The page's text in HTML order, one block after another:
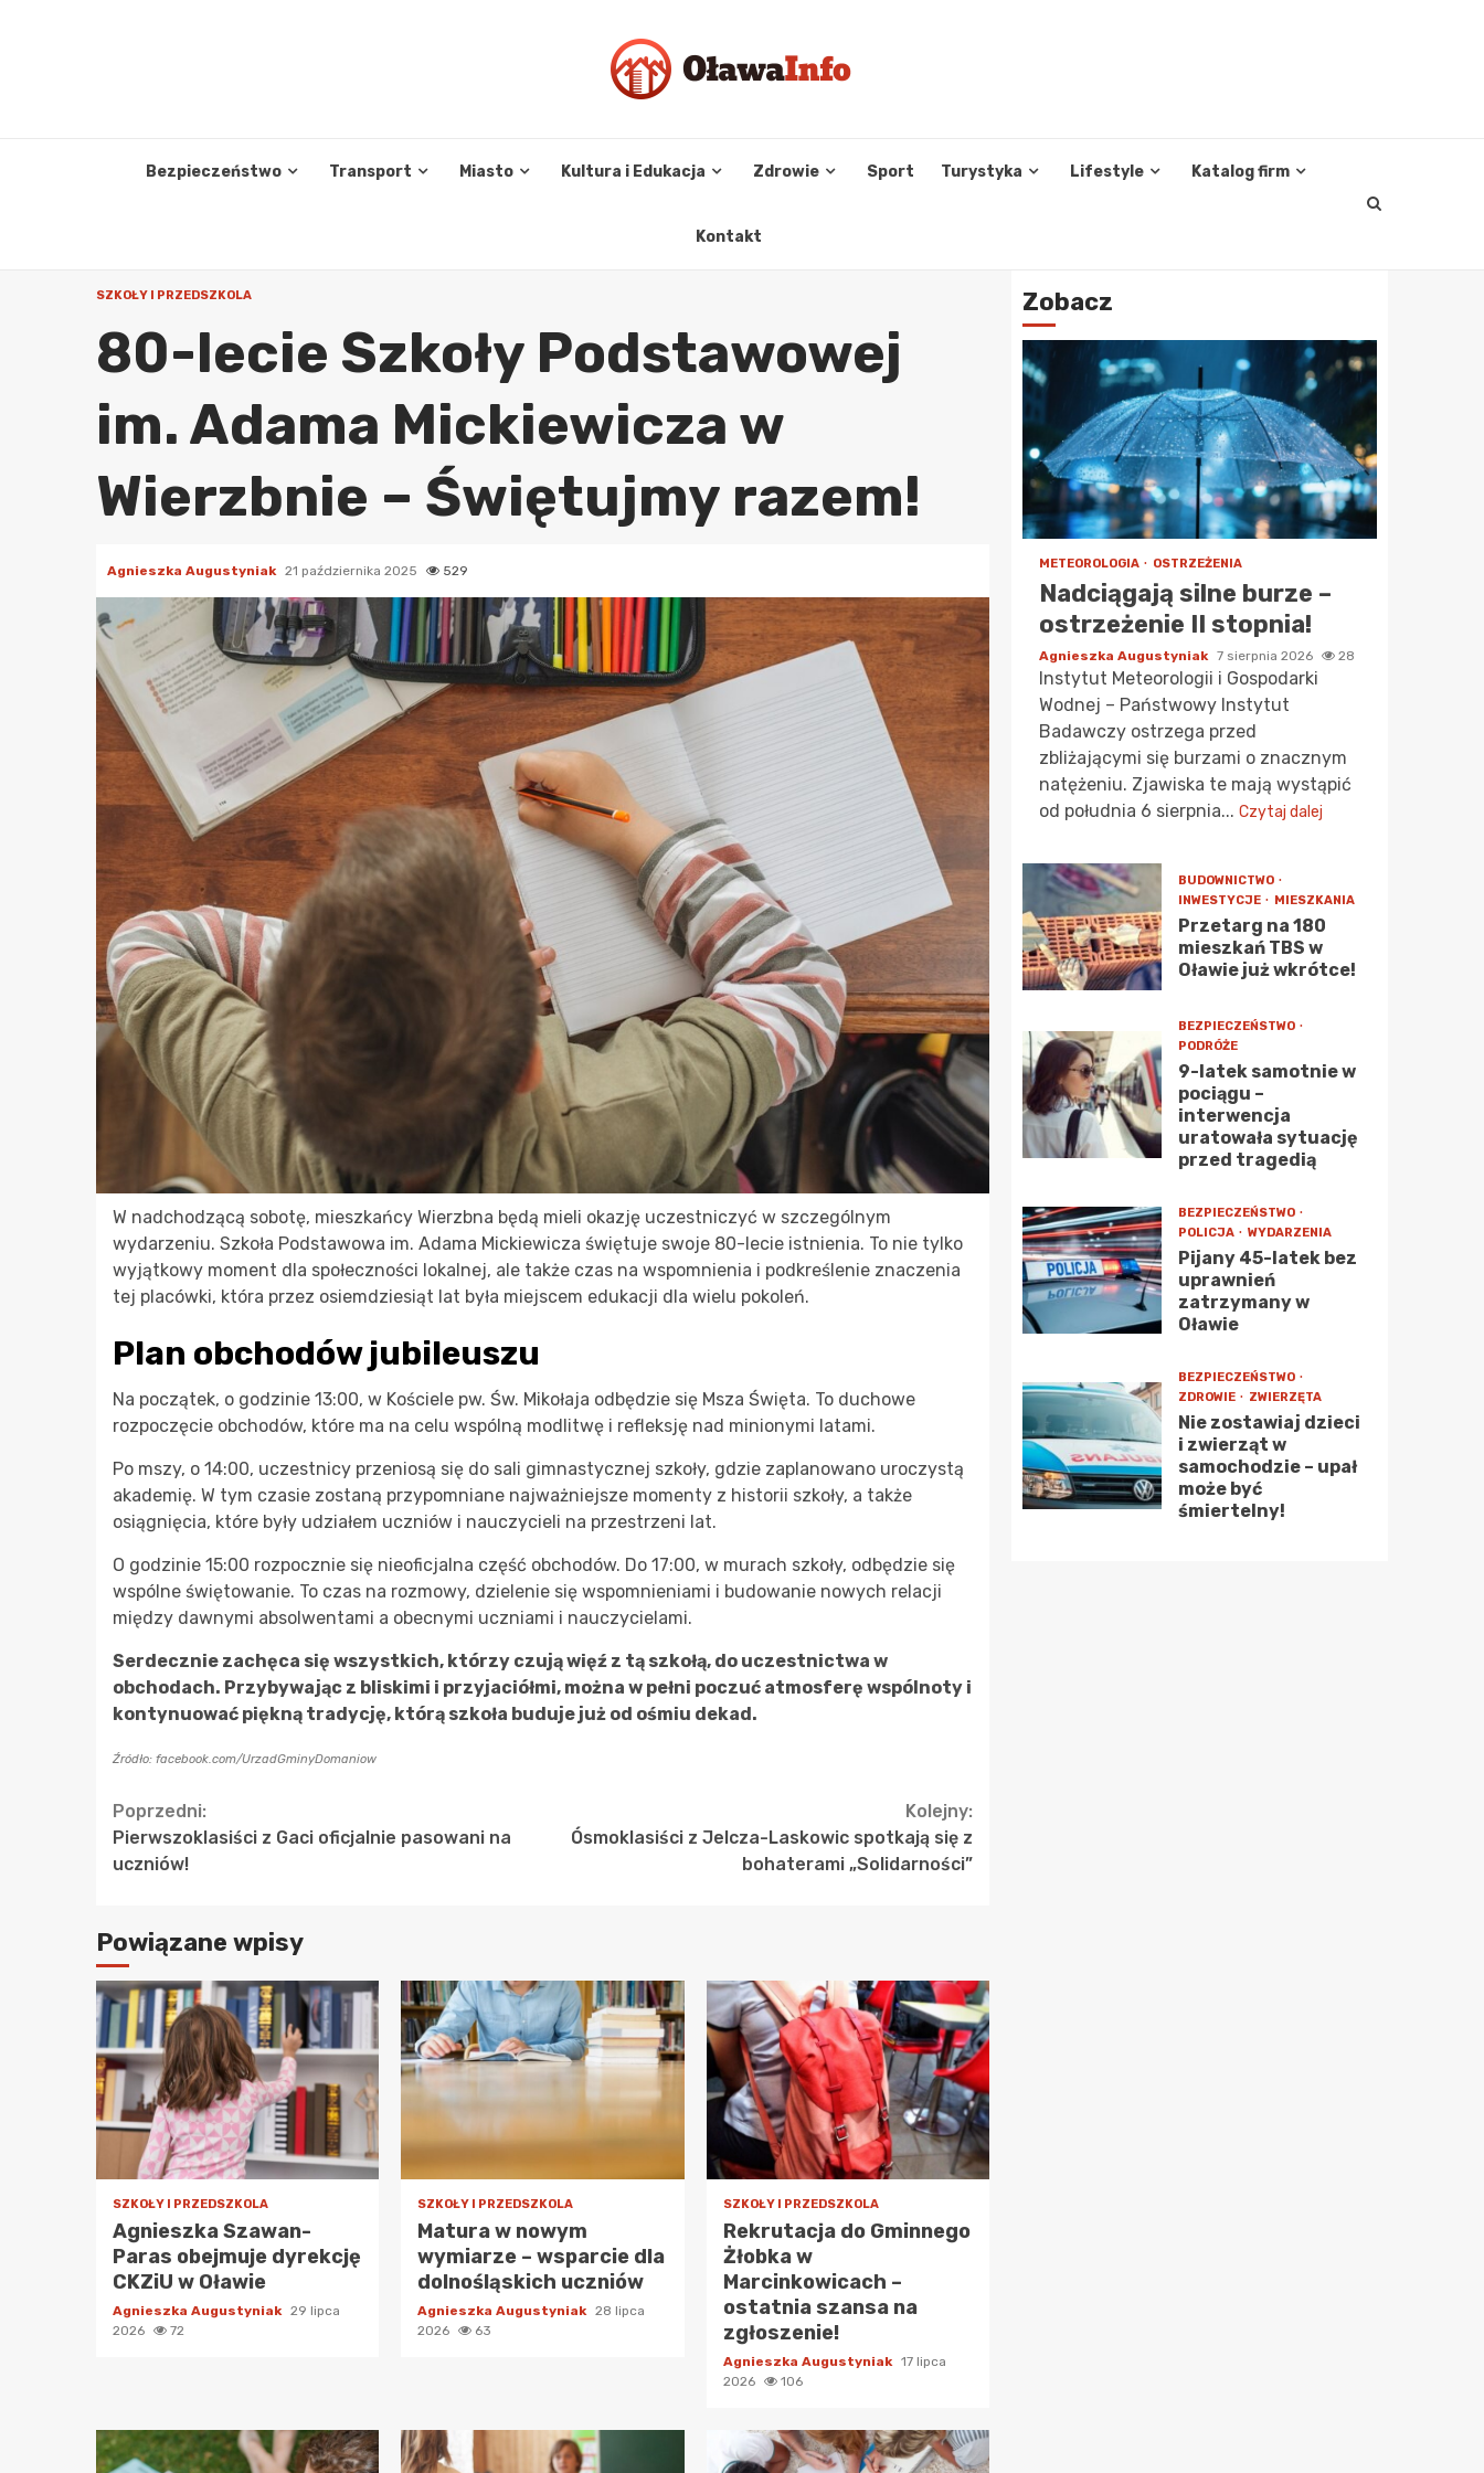
Bezpieczeństwo Transport Miasto Kultura i Edukacja Zdrowie Sport Turystyka Lifestyle Katalog firm
Kontakt
SZKOŁY I PRZEDSZKOLA
80-lecie Szkoły Podstawowej
im. Adama Mickiewicza w
Wierzbnie – Świętujmy razem!
Agnieszka Augustyniak 21 października 2025 529
W nadchodzącą sobotę, mieszkańcy Wierzbna będą mieli okazję uczestniczyć w szczególnym
wydarzeniu. Szkoła Podstawowa im. Adama Mickiewicza świętuje swoje 80-lecie istnienia. To nie tylko
wyjątkowy moment dla społeczności lokalnej, ale także czas na wspomnienia i podkreślenie znaczenia
tej placówki, która przez osiemdziesiąt lat była miejscem edukacji dla wielu pokoleń.
Plan obchodów jubileuszu
Na początek, o godzinie 13:00, w Kościele pw. Św. Mikołaja odbędzie się Msza Święta. To duchowe
rozpoczęcie obchodów, które ma na celu wspólną modlitwę i refleksję nad minionymi latami.
Po mszy, o 14:00, uczestnicy przeniosą się do sali gimnastycznej szkoły, gdzie zaplanowano uroczystą
akademię. W tym czasie zostaną przypomniane najważniejsze momenty z historii szkoły, a także
osiągnięcia, które były udziałem uczniów i nauczycieli na przestrzeni lat.
O godzinie 15:00 rozpocznie się nieoficjalna część obchodów. Do 17:00, w murach szkoły, odbędzie się
wspólne świętowanie. To czas na rozmowy, dzielenie się wspomnieniami i budowanie nowych relacji
między dawnymi absolwentami a obecnymi uczniami i nauczycielami.
Serdecznie zachęca się wszystkich, którzy czują więź z tą szkołą, do uczestnictwa w
obchodach. Przybywając z bliskimi i przyjaciółmi, można w pełni poczuć atmosferę wspólnoty i
kontynuować piękną tradycję, którą szkoła buduje już od ośmiu dekad.
Źródło: facebook.com/UrzadGminyDomaniow
Continue
Reading
Poprzedni:
Pierwszoklasiści z Gaci oficjalnie pasowani na
uczniów!
Kolejny:
Ósmoklasiści z Jelcza-Laskowic spotkają się z
bohaterami „Solidarności”
Powiązane wpisy
SZKOŁY I PRZEDSZKOLA
Agnieszka Szawan-
Paras obejmuje dyrekcję
CKZiU w Oławie
Agnieszka Augustyniak 29 lipca
2026
72
SZKOŁY I PRZEDSZKOLA
Matura w nowym
wymiarze – wsparcie dla
dolnośląskich uczniów
Agnieszka Augustyniak 28 lipca
2026
63
SZKOŁY I PRZEDSZKOLA
Rekrutacja do Gminnego
Żłobka w
Marcinkowicach –
ostatnia szansa na
zgłoszenie!
Agnieszka Augustyniak 17 lipca
2026
106
Zobacz
METEOROLOGIA OSTRZEŻENIA
Nadciągają silne burze –
ostrzeżenie II stopnia!
Agnieszka Augustyniak 7 sierpnia 2026 28
Instytut Meteorologii i Gospodarki
Wodnej – Państwowy Instytut
Badawczy ostrzega przed
zbliżającymi się burzami o znacznym
natężeniu. Zjawiska te mają wystąpić
od południa 6 sierpnia... Czytaj dalej
BUDOWNICTWO
INWESTYCJE
MIESZKANIA
Przetarg na 180
mieszkań TBS w
Oławie już wkrótce!
BEZPIECZEŃSTWO
PODRÓŻE
9-latek samotnie w
pociągu –
interwencja
uratowała sytuację
przed tragedią
BEZPIECZEŃSTWO
POLICJA
WYDARZENIA
Pijany 45-latek bez
uprawnień
zatrzymany w
Oławie
BEZPIECZEŃSTWO
ZDROWIE
ZWIERZĘTA
Nie zostawiaj dzieci
i zwierząt w
samochodzie – upał
może być
śmiertelny!